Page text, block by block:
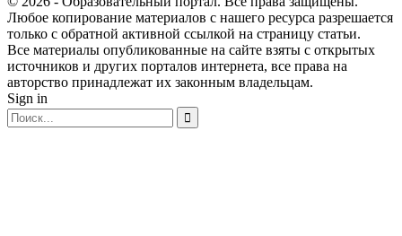
Любое копирование материалов с нашего ресурса разрешается
только с обратной активной ссылкой на страницу статьи.
Все материалы опубликованные на сайте взяты с открытых
источников и других порталов интернета, все права на
авторство принадлежат их законным владельцам.
Sign in